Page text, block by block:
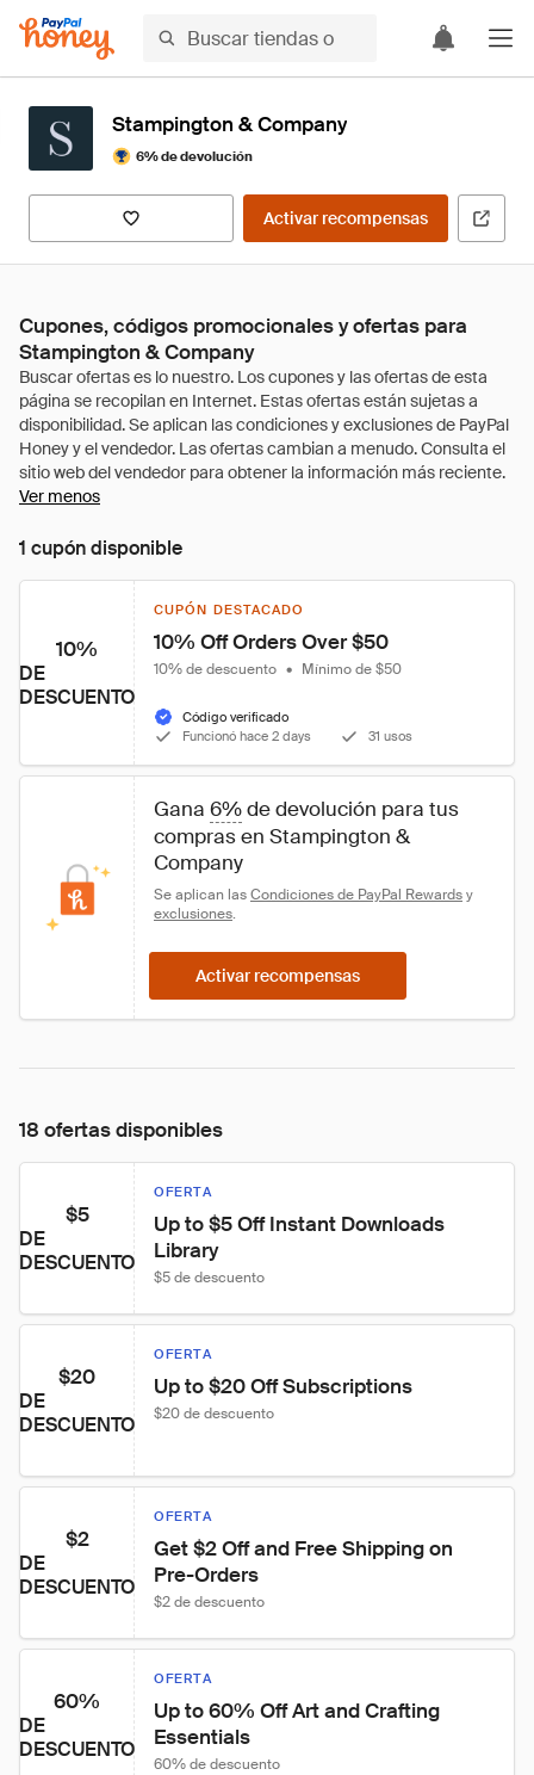
Stampington & Company
6% de devolución
Activar recompensas
Cupones, códigos promocionales y ofertas para
Stampington & Company
Ver menos
1 cupón disponible
10%
DE
DESCUENTO
CUPÓN DESTACADO
10% Off Orders Over $50
10% de descuento • Mínimo de $50
Código verificado
Funcionó hace 2 days
31 usos
Gana 6% de devolución para tus
compras en Stampington &
Company
Se aplican las Condiciones de PayPal Rewards y
exclusiones.
Activar recompensas
18 ofertas disponibles
$5
DE
DESCUENTO
OFERTA
Up to $5 Off Instant Downloads
Library
$5 de descuento
$20
DE
DESCUENTO
OFERTA
Up to $20 Off Subscriptions
$20 de descuento
$2
DE
DESCUENTO
OFERTA
Get $2 Off and Free Shipping on
Pre-Orders
$2 de descuento
60%
DE
DESCUENTO
OFERTA
Up to 60% Off Art and Crafting
Essentials
60% de descuento